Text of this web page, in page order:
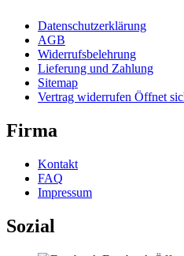
Datenschutzerklärung
AGB
Widerrufsbelehrung
Lieferung und Zahlung
Sitemap
Vertrag widerrufen Öffnet
Firma
Kontakt
FAQ
Impressum
Sozial